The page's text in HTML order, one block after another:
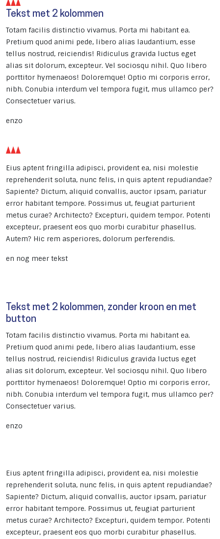
Tekst met 2 kolommen
Totam facilis distinctio vivamus. Porta mi habitant ea.
Pretium quod animi pede, libero alias laudantium, esse
tellus nostrud, reiciendis! Ridiculus gravida luctus eget
alias sit dolorum, excepteur. Vel sociosqu nihil. Quo libero
porttitor hymenaeos! Doloremque! Optio mi corporis error,
nibh. Conubia interdum vel tempora fugit, mus ullamco per?
Consectetuer varius.
enzo
Eius aptent fringilla adipisci, provident ea, nisi molestie
reprehenderit soluta, nunc felis, in quis aptent repudiandae?
Sapiente? Dictum, aliquid convallis, auctor ipsam, pariatur
error habitant tempore. Possimus ut, feugiat parturient
metus curae? Architecto? Excepturi, quidem tempor. Potenti
excepteur, praesent eos quo morbi curabitur phasellus.
Autem? Hic rem asperiores, dolorum perferendis.
en nog meer tekst
Tekst met 2 kolommen, zonder kroon en met
button
Totam facilis distinctio vivamus. Porta mi habitant ea.
Pretium quod animi pede, libero alias laudantium, esse
tellus nostrud, reiciendis! Ridiculus gravida luctus eget
alias sit dolorum, excepteur. Vel sociosqu nihil. Quo libero
porttitor hymenaeos! Doloremque! Optio mi corporis error,
nibh. Conubia interdum vel tempora fugit, mus ullamco per?
Consectetuer varius.
enzo
Eius aptent fringilla adipisci, provident ea, nisi molestie
reprehenderit soluta, nunc felis, in quis aptent repudiandae?
Sapiente? Dictum, aliquid convallis, auctor ipsam, pariatur
error habitant tempore. Possimus ut, feugiat parturient
metus curae? Architecto? Excepturi, quidem tempor. Potenti
excepteur, praesent eos quo morbi curabitur phasellus.